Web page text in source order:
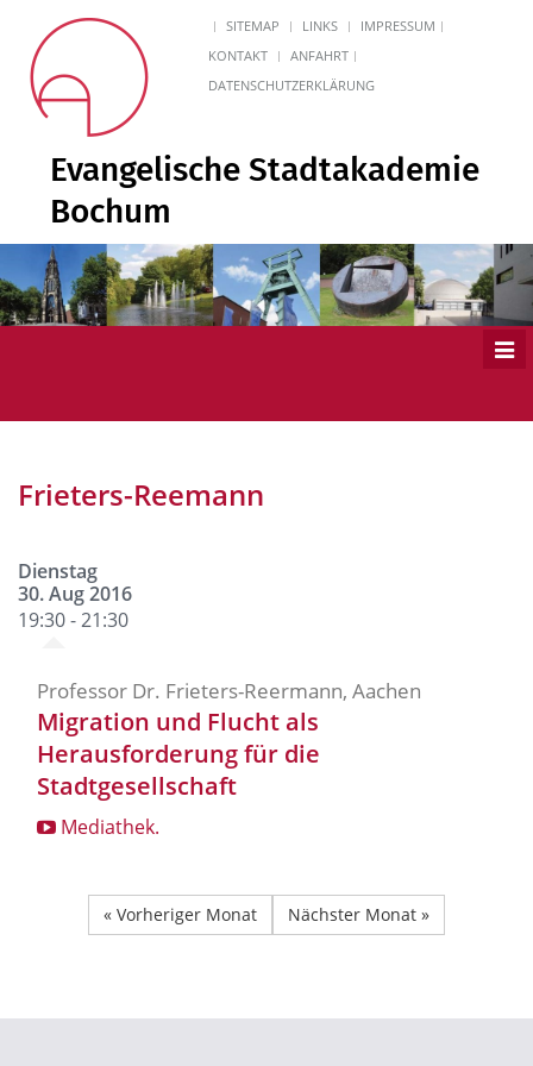
SITEMAP LINKS
IMPRESSUM
KONTAKT
ANFAHRT
DATENSCHUTZERKLÄRUNG
Evangelische Stadtakademie
Bochum
Frieters-Reemann
Dienstag
30. Aug 2016
19:30 - 21:30
Professor Dr. Frieters-Reermann, Aachen
Migration und Flucht als
Herausforderung für die
Stadtgesellschaft
Mediathek.
« Vorheriger Monat Nächster Monat »